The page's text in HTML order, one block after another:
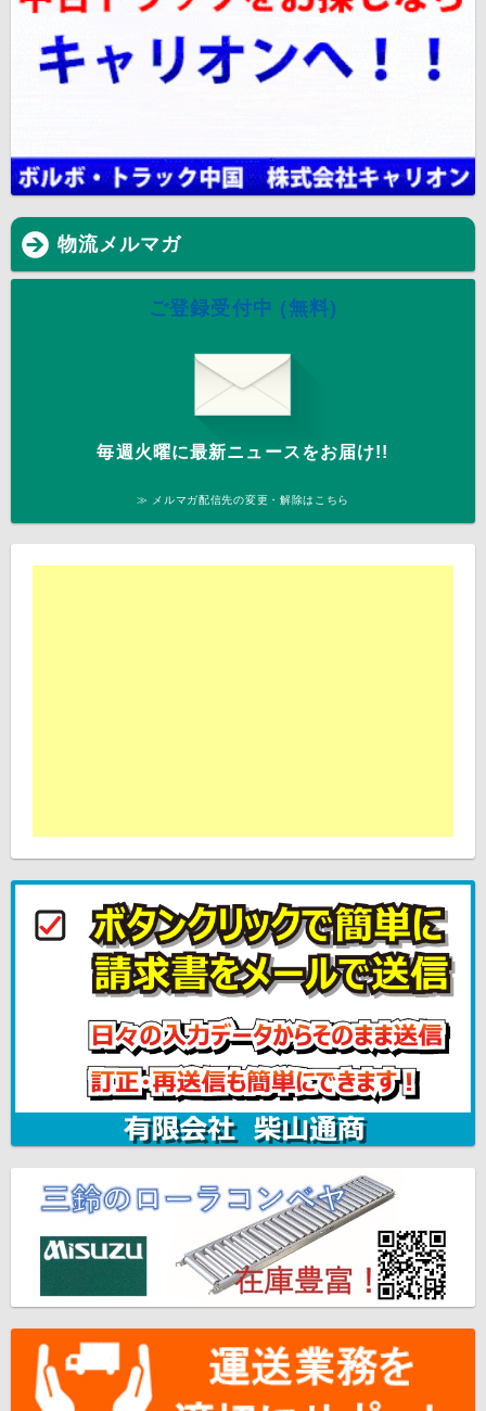
物流メルマガ
ご登録受付中 (無料)
毎週火曜に最新ニュースをお届け!!
≫ メルマガ配信先の変更・解除はこちら